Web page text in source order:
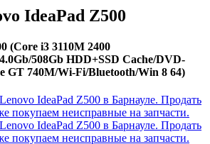
IdeaPad Z500
(Core i3 3110M 2400
508Gb HDD+SSD Cache/DVD-
GT 740M/Wi-Fi/Bluetooth/Win 8 64)